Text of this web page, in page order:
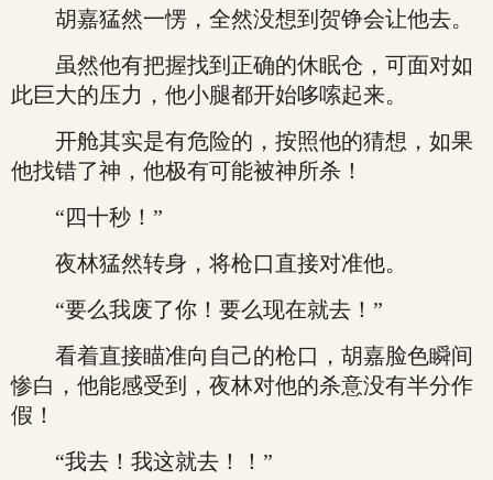
胡嘉猛然一愣，全然没想到贺铮会让他去。
虽然他有把握找到正确的休眠仓，可面对如
此巨大的压力，他小腿都开始哆嗦起来。
开舱其实是有危险的，按照他的猜想，如果
他找错了神，他极有可能被神所杀！
“四十秒！”
夜林猛然转身，将枪口直接对准他。
“要么我废了你！要么现在就去！”
看着直接瞄准向自己的枪口，胡嘉脸色瞬间
惨白，他能感受到，夜林对他的杀意没有半分作
假！
“我去！我这就去！！”